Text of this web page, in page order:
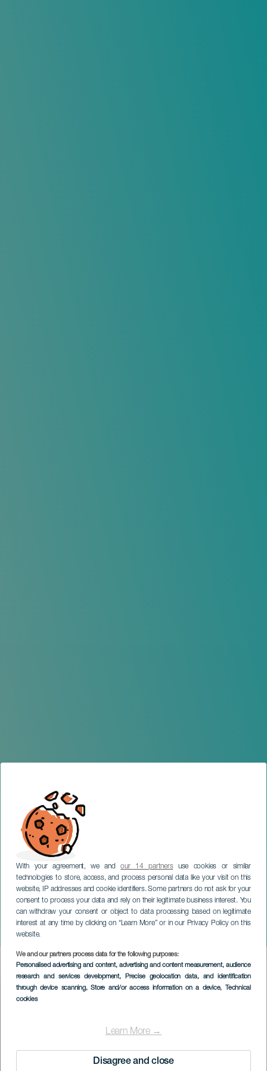
With your agreement, we andour 14 partnersuse cookies or similar
technologies to store, access, and process personal data like your visit on this
website, IP addresses and cookie identifiers. Some partners do not ask for your
consent to process your data and rely on their legitimate business interest. You
can withdraw your consent or object to data processing based on legitimate
interest at any time by clicking on “Learn More” or in our Privacy Policy on this
website.
We and our partners process data for the following purposes:
Personalised advertising and content, advertising and content measurement, audience
research and services development, Precise geolocation data, and identification
through device scanning, Store and/or access information on a device, Technical
cookies
Learn More →
Disagree and close
Edith Piaf: Sparven från
Paris
GRAN CANARIA
Imagen
Listado